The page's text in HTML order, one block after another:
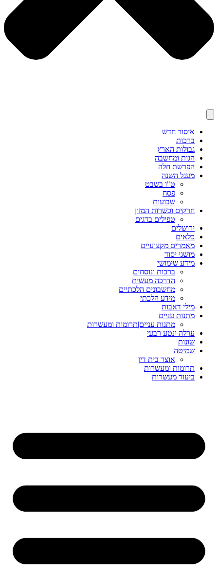
איסור חדש
ברכות
גבולות הארץ
הגות ומחשבה
הפרשת חלה
מעגל השנה
ט"ו בשבט
פסח
שבועות
חרקים וכשרות המזון
טפילים בדגים
ירושלים
כלאים
מאמרים מקצועיים
מושגי יסוד
מידע שימושי
ברכות ונוסחים
הדרכה מעשית
מחשבונים הלכתיים
מידע הלכתי
מילי דאבות
מתנות עניים
מתנות עניים|תרומות ומעשרות
ערלה ונטע רבעי
שונות
שמיטה
אוצר בית דין
תרומות ומעשרות
ביעור מעשרות